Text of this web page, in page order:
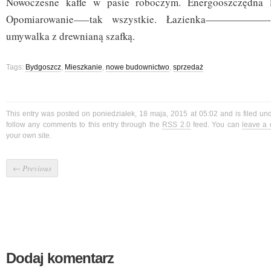
Opomiarowanie—–tak wszystkie. Łazienka——————-
umywalka z drewnianą szafką.
Tags: Bydgoszcz, Mieszkanie, nowe budownictwo, sprzedaż
This entry was posted on poniedziałek, 18 maja, 2015 at 05:02 and is filed
follow any comments to this entry through the RSS 2.0 feed. You can leave a
your own site.
← Previous
Dodaj komentarz